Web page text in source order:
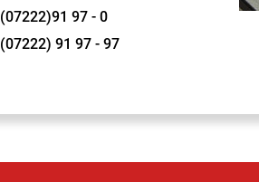
(07222)91 97 - 0
(07222) 91 97 - 97